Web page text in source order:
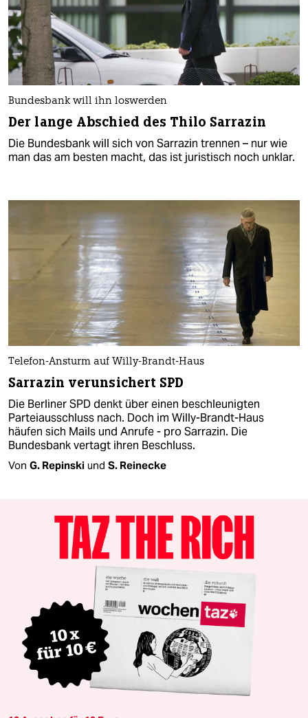
Bundesbank will ihn loswerden
Der lange Abschied des Thilo Sarrazin
Die Bundesbank will sich von Sarrazin trennen – nur wie
man das am besten macht, das ist juristisch noch unklar.
Telefon-Ansturm auf Willy-Brandt-Haus
Sarrazin verunsichert SPD
Die Berliner SPD denkt über einen beschleunigten
Parteiausschluss nach. Doch im Willy-Brandt-Haus
häufen sich Mails und Anrufe - pro Sarrazin. Die
Bundesbank vertagt ihren Beschluss.
Von G. Repinski und S. Reinecke